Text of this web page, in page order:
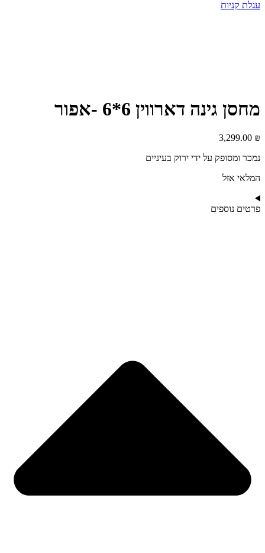
עגלת קניות
מחסן גינה דארווין 6*6 -אפור
3,299.00 ₪
נמכר ומסופק על ידי ירוק בעיניים
המלאי אזל
פרטים נוספים